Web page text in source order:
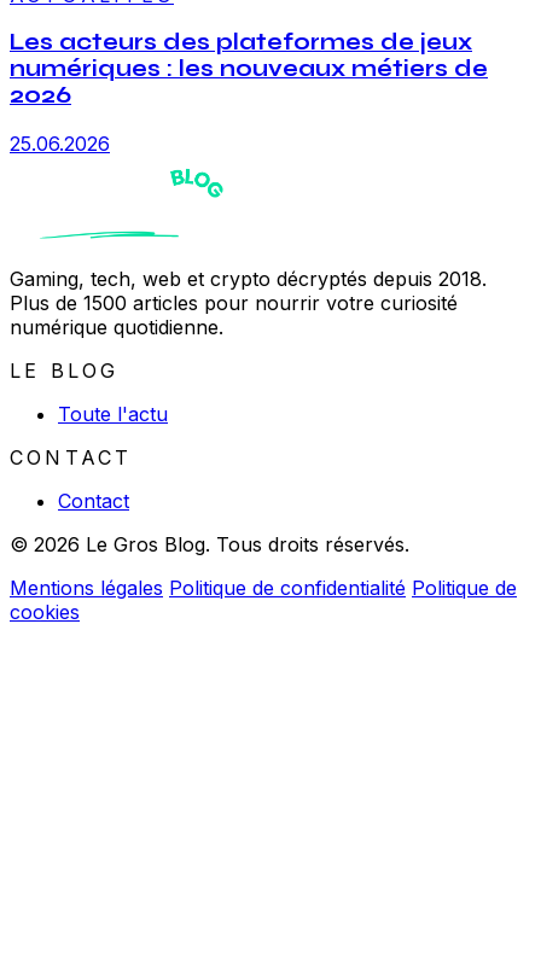
Les acteurs des plateformes de jeux
numériques : les nouveaux métiers de
2026
25.06.2026
Gaming, tech, web et crypto décryptés depuis 2018.
Plus de 1500 articles pour nourrir votre curiosité
numérique quotidienne.
LE BLOG
Toute l'actu
CONTACT
Contact
© 2026 Le Gros Blog. Tous droits réservés.
Mentions légales Politique de confidentialité Politique de
cookies